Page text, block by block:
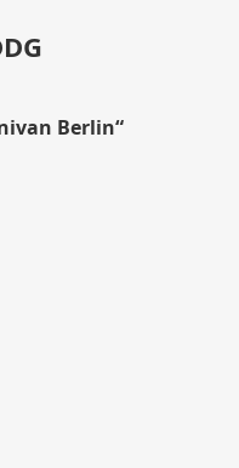
Berlin“